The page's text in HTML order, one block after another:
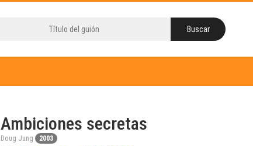
Ambiciones secretas
Doug Jung 2003